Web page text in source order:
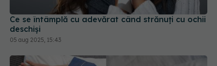
Ce se întâmplă cu adevărat când strănuți cu ochii
deschiși
05 aug 2025, 15:43